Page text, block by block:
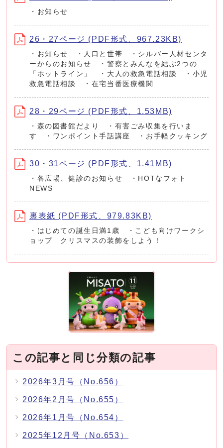
・お知らせ
26・27ページ (PDF形式、967.23KB)
・お知らせ ・人口と世帯 ・シルバー人材センタ
ーからのお知らせ ・警察とみんなを結ぶ2つの
「ホットライン」 ・大人の救急電話相談 ・小児
救急電話相談 ・在宅当番医療機関
28・29ページ (PDF形式、1.53MB)
・森の図書館だより ・有害ごみ収集を行いま
す ・ワンポイント手話講座 ・お手軽クッキング
30・31ページ (PDF形式、1.41MB)
・各広場、健診のお知らせ ・HOTなフォト
NEWS
裏表紙 (PDF形式、979.83KB)
・はじめての誕生日満1歳 ・こども向けワークシ
ョップ クリスマスの装飾をしよう！
この記事と同じ分類の記事
2026年3月号（No.656）
2026年2月号（No.655）
2026年1月号（No.654）
2025年12月号（No.653）